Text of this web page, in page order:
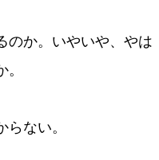
のか。いやいや、やは
ない。